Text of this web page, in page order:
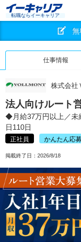
転職ならイーキャリア
無
仕事情報
株式会社
法人向けルート
◆月給37万円以上／未
日110日
正社員 かんたん応
掲載終了日： 2026/8/18